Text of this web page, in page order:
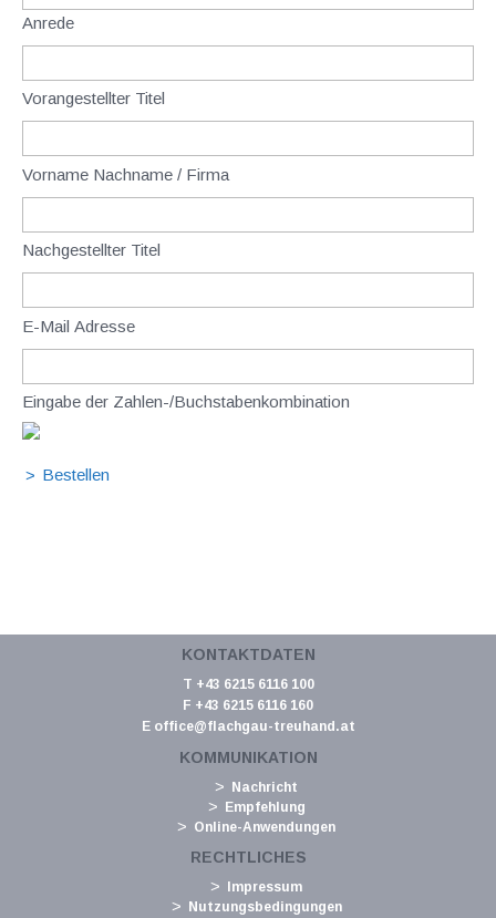
Anrede
Vorangestellter Titel
Vorname Nachname / Firma
Nachgestellter Titel
E-Mail Adresse
Eingabe der Zahlen-/Buchstabenkombination
KONTAKTDATEN
T +43 6215 6116 100
F +43 6215 6116 160
E office@flachgau-treuhand.at
KOMMUNIKATION
Nachricht
Empfehlung
Online-Anwendungen
RECHTLICHES
Impressum
Nutzungsbedingungen